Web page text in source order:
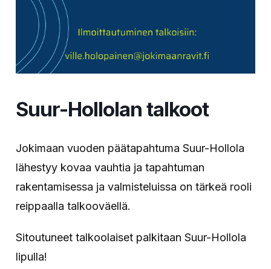
Suur-Hollolan talkoot
Jokimaan vuoden päätapahtuma Suur-Hollola
lähestyy kovaa vauhtia ja tapahtuman
rakentamisessa ja valmisteluissa on tärkeä rooli
reippaalla talkooväellä.
Sitoutuneet talkoolaiset palkitaan Suur-Hollola
lipulla!